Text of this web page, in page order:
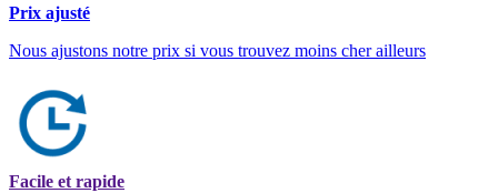
Prix ajusté
Nous ajustons notre prix si vous trouvez moins cher ailleurs
Facile et rapide